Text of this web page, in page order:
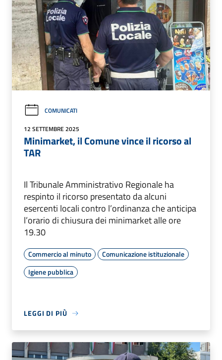
COMUNICATI
12 SETTEMBRE 2025
Minimarket, il Comune vince il ricorso al
TAR
Il Tribunale Amministrativo Regionale ha
respinto il ricorso presentato da alcuni
esercenti locali contro l’ordinanza che anticipa
l’orario di chiusura dei minimarket alle ore
19.30
Commercio al minuto
Comunicazione istituzionale
Igiene pubblica
LEGGI DI PIÙ